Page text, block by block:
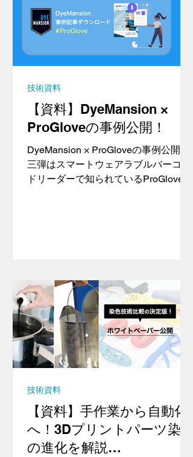
【資料】DyeMansion ×
ProGloveの事例公開！
DyeMansion × ProGloveの事例公開 第
三弾はスマートウェアラブルバーコー
ドリーダーで知られているProGlove社
技術資料
【資料】手作業から自動化
へ！3Dプリントパーツ染色
の進化を解説
技術資料